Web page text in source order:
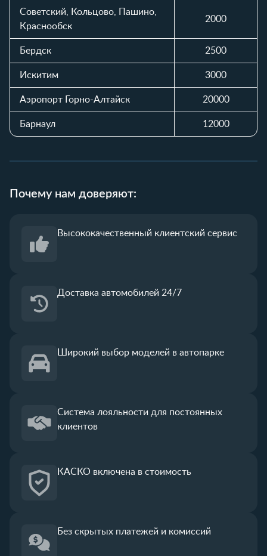
Советский, Кольцово, Пашино,
Краснообск
2000
Бердск 2500
Искитим 3000
Аэропорт Горно-Алтайск 20000
Барнаул 12000
Почему нам доверяют:
Высококачественный клиентский сервис
Доставка автомобилей 24/7
Широкий выбор моделей в автопарке
Система лояльности для постоянных
клиентов
КАСКО включена в стоимость
Без скрытых платежей и комиссий